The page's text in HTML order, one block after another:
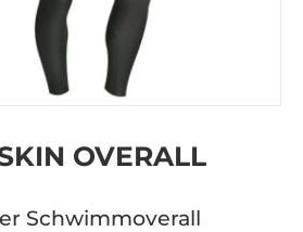
OVERALL
Schwimmoverall